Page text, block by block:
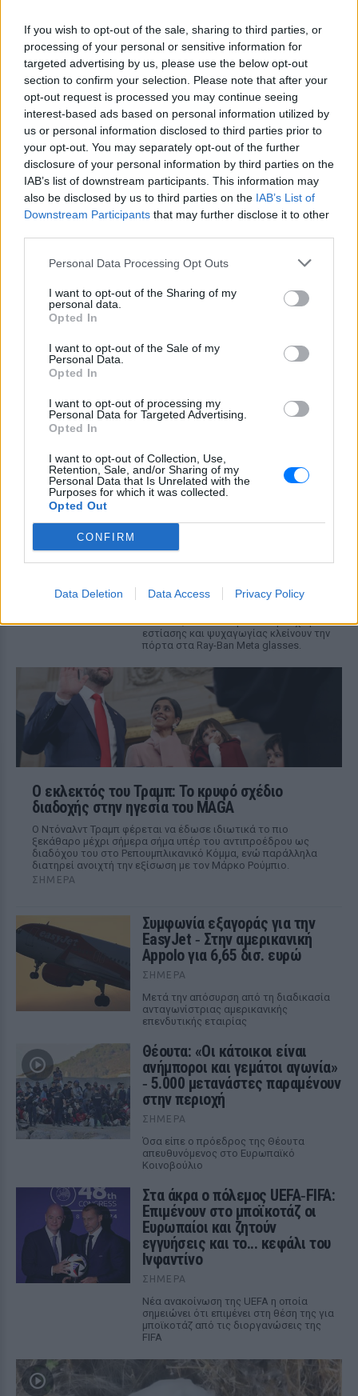
If you wish to opt-out of the sale, sharing to third parties, or
processing of your personal or sensitive information for
targeted advertising by us, please use the below opt-out
section to confirm your selection. Please note that after your
opt-out request is processed you may continue seeing
interest-based ads based on personal information utilized by
us or personal information disclosed to third parties prior to
your opt-out. You may separately opt-out of the further
disclosure of your personal information by third parties on the
IAB’s list of downstream participants. This information may
also be disclosed by us to third parties on the IAB’s List of
Downstream Participants that may further disclose it to other
Personal Data Processing Opt Outs
I want to opt-out of the Sharing of my
personal data.
Opted In
I want to opt-out of the Sale of my
Personal Data.
Opted In
I want to opt-out of processing my
Personal Data for Targeted Advertising.
Opted In
I want to opt-out of Collection, Use,
Retention, Sale, and/or Sharing of my
Personal Data that Is Unrelated with the
Purposes for which it was collected.
Opted Out
CONFIRM
Data Deletion Data Access Privacy Policy
ΔΕΙΤΕ ΕΠΙΣΗΣ
ΣΤΗΝ ΙΔΙΑ ΚΑΤΗΓΟΡΙΑ
Γιατί δεν έσωσα το κουτάβι: Ο
ερευνητής που κατέγραφε τη
συμβίωση του μικρού σκυλιού
με αγέλη λύκων εξηγεί γιατί
δεν επενέβη
«Κρατάμε την επιστημονική απόσταση,
ούτε γίνεται να στείλω κάποιον
κτηνίατρο σε ένα μέρος όπου υπάρχει
- Έχουν πεθάνει και έξι λυκόπουλα
Βινίσιους: Υπογράφει νέο
εξαετές συμβόλαιο ο
Βραζιλιάνος
Σύμφωνα με τον Φαμπρίτσιο Ρομάνο ο
Βραζιλιάνος είναι έτοιμος να αποδεχτεί
την πρόταση της Ρεάλ
Meta έξυπνα γυαλιά: Γιατί
στη Βρετανία τα απαγορεύουν
Από τον εστιάτορα Τζέρεμι Κινγκ ως την
Theatres, ολοένα περισσότεροι χώροι
εστίασης και ψυχαγωγίας κλείνουν την
πόρτα στα Ray-Ban Meta glasses.
Ο εκλεκτός του Τραμπ: Το κρυφό σχέδιο
διαδοχής στην ηγεσία του MAGA
Ο Ντόναλντ Τραμπ φέρεται να έδωσε ιδιωτικά το πιο
ξεκάθαρο μέχρι σήμερα σήμα υπέρ του αντιπροέδρου ως
διαδόχου του στο Ρεπουμπλικανικό Κόμμα, ενώ παράλληλα
διατηρεί ανοιχτή την εξίσωση με τον Μάρκο Ρούμπιο.
ΣΉΜΕΡΑ
Συμφωνία εξαγοράς για την
EasyJet ‑ Στην αμερικανική
Appolo για 6,65 δισ. ευρώ
ΣΉΜΕΡΑ
Μετά την απόσυρση από τη διαδικασία
ανταγωνίστριας αμερικανικής
επενδυτικής εταιρίας
Θέουτα: «Οι κάτοικοι είναι
ανήμποροι και γεμάτοι αγωνία»
‑ 5.000 μετανάστες παραμένουν
στην περιοχή
ΣΉΜΕΡΑ
Όσα είπε ο πρόεδρος της Θέουτα
απευθυνόμενος στο Ευρωπαϊκό
Κοινοβούλιο
Στα άκρα ο πόλεμος UEFA‑FIFA:
Επιμένουν στο μποϊκοτάζ οι
Ευρωπαίοι και ζητούν
εγγυήσεις και το... κεφάλι του
Ινφαντίνο
ΣΉΜΕΡΑ
Νέα ανακοίνωση της UEFA η οποία
σημειώνει ότι επιμένει στη θέση της για
μποϊκοτάζ από τις διοργανώσεις της
FIFA